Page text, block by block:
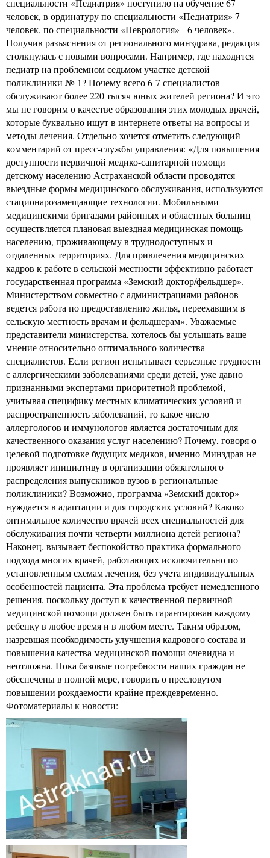
человек, в ординатуру по специальности «Педиатрия» 7
человек, по специальности «Неврология» - 6 человек».
Получив разъяснения от регионального минздрава, редакция
столкнулась с новыми вопросами. Например, где находится
педиатр на проблемном седьмом участке детской
поликлиники № 1? Почему всего 6-7 специалистов
обслуживают более 220 тысяч юных жителей региона? И это
мы не говорим о качестве образования этих молодых врачей,
которые буквально ищут в интернете ответы на вопросы и
методы лечения. Отдельно хочется отметить следующий
комментарий от пресс-службы управления: «Для повышения
доступности первичной медико-санитарной помощи
детскому населению Астраханской области проводятся
выездные формы медицинского обслуживания, используются
стационарозамещающие технологии. Мобильными
медицинскими бригадами районных и областных больниц
осуществляется плановая выездная медицинская помощь
населению, проживающему в труднодоступных и
отдаленных территориях. Для привлечения медицинских
кадров к работе в сельской местности эффективно работает
государственная программа «Земский доктор/фельдшер».
Министерством совместно с администрациями районов
ведется работа по предоставлению жилья, переехавшим в
сельскую местность врачам и фельдшерам». Уважаемые
представители министерства, хотелось бы услышать ваше
мнение относительно оптимального количества
специалистов. Если регион испытывает серьезные трудности
с аллергическими заболеваниями среди детей, уже давно
признанными экспертами приоритетной проблемой,
учитывая специфику местных климатических условий и
распространенность заболеваний, то какое число
аллергологов и иммунологов является достаточным для
качественного оказания услуг населению? Почему, говоря о
целевой подготовке будущих медиков, именно Минздрав не
проявляет инициативу в организации обязательного
распределения выпускников вузов в региональные
поликлиники? Возможно, программа «Земский доктор»
нуждается в адаптации и для городских условий? Каково
оптимальное количество врачей всех специальностей для
обслуживания почти четверти миллиона детей региона?
Наконец, вызывает беспокойство практика формального
подхода многих врачей, работающих исключительно по
установленным схемам лечения, без учета индивидуальных
особенностей пациента. Эта проблема требует немедленного
решения, поскольку доступ к качественной первичной
медицинской помощи должен быть гарантирован каждому
ребенку в любое время и в любом месте. Таким образом,
назревшая необходимость улучшения кадрового состава и
повышения качества медицинской помощи очевидна и
неотложна. Пока базовые потребности наших граждан не
обеспечены в полной мере, говорить о пресловутом
повышении рождаемости крайне преждевременно.
Фотоматериалы к новости: